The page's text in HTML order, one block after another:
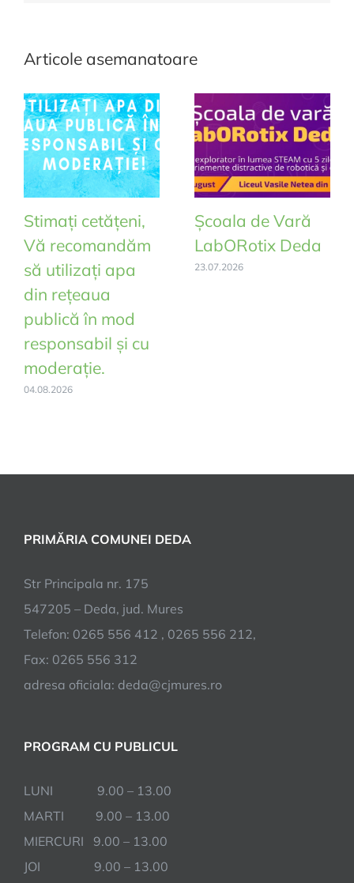
Articole asemanatoare
Stimați cetățeni,
Vă recomandăm
să utilizați apa
din rețeaua
publică în mod
responsabil și cu
moderație.
04.08.2026
Școala de Vară
LabORotix Deda
23.07.2026
PRIMĂRIA COMUNEI DEDA
Str Principala nr. 175
547205 – Deda, jud. Mures
Telefon: 0265 556 412 , 0265 556 212,
Fax: 0265 556 312
adresa oficiala: deda@cjmures.ro
PROGRAM CU PUBLICUL
LUNI 9.00 – 13.00
MARTI 9.00 – 13.00
MIERCURI 9.00 – 13.00
JOI 9.00 – 13.00